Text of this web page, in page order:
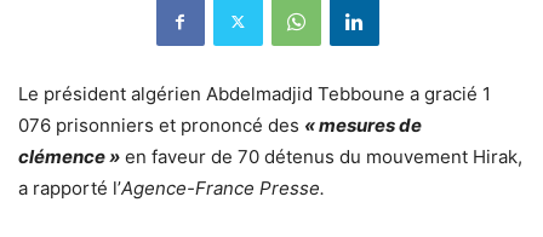
Le président algérien Abdelmadjid Tebboune a gracié 1
076 prisonniers et prononcé des « mesures de
clémence » en faveur de 70 détenus du mouvement Hirak,
a rapporté l’Agence-France Presse.